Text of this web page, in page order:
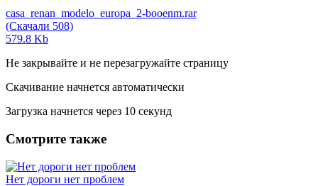
casa_renan_modelo_europa_2-booenm.rar
(Скачали 508)
579.8 Kb
Не закрывайте и не перезагружайте страницу
Скачивание начнется автоматически
Загрузка начнется через 10 секунд
Смотрите также
Нет дороги нет проблем